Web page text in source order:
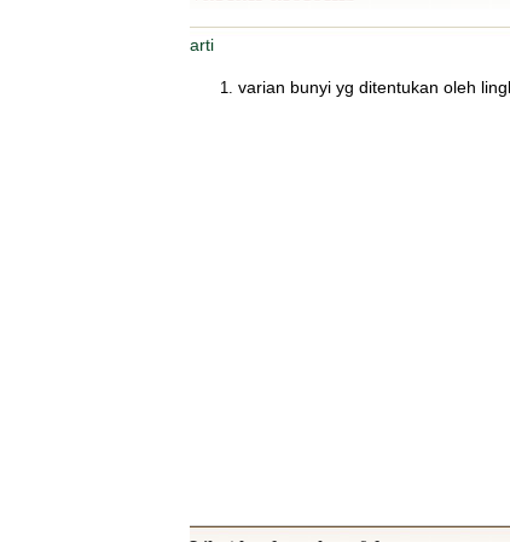
arti
varian bunyi yg ditentukan oleh